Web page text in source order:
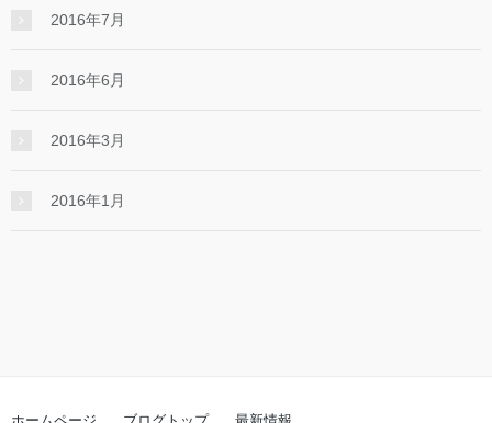
2016年7月
2016年6月
2016年3月
2016年1月